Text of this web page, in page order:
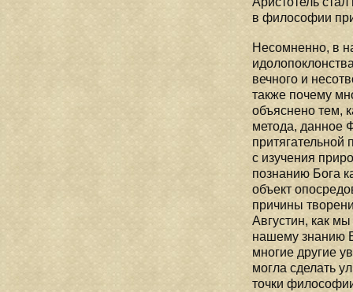
в философии
Несомненно, в
вечного и
также почему
объяснено тем,
метода, данное
с изучения
познанию Бога
объект
причины
Августин, как
нашему знанию
многие другие
могла сделать
точки